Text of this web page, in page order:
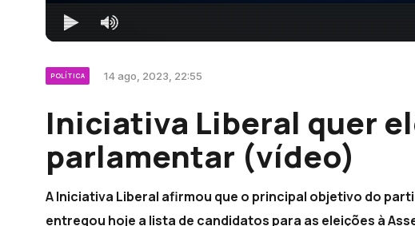
POLÍTICA 14 ago, 2023, 22:55
Iniciativa Liberal quer
parlamentar (vídeo)
A Iniciativa Liberal afirmou que o principal objetivo do
entregou hoje a lista de candidatos para as eleições à